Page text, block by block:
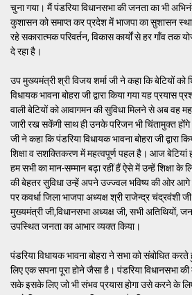
चुना गया। मैं पंडरिया विधानसभा की जनता का भी
कुशासन को समाप्त कर प्रदेश में भाजपा का सुशासन
रहे सकारात्मक परिवर्तन, विकास कार्यों से हर गाँव तक
दे रहा है।
उप मुख्यमंत्री श्री विजय शर्मा जी ने कहा कि बेटियों को
विधायक भावना बोहरा जी द्वारा किया गया यह प्रयास
वाली बेटियों को आवागमन की सुविधा मिलने से अब वह
जारी रख सकेंगी साथ ही उनके परिजन भी चिंतामुक्त
जी ने कहा कि पंडरिया विधायक भावना बोहरा जी द्वारा
शिक्षा व सशक्तिकरण में महत्वपूर्ण पहल है। आज
हम सभी का मान-सम्मान बढ़ा रहीं हैं ऐसे में उन्हें शिक्षा के
की बेहतर सुविधा उन्हें अपने उज्ज्वल भविष्य की ओर
पर कवर्धा जिला भाजपा अध्यक्ष श्री राजेन्द्र चंद्रवंशी
मुख्यमंत्री जी,विधानसभा अध्यक्ष जी, सभी अतिथियों,
उपस्थित जनता का आभार व्यक्त किया।
पंडरिया विधायक भावना बोहरा ने सभा को संबोधित
लिए एक सपना पूरा होने जैसा है। पंडरिया विधानसभा
सके इसके लिए जो भी संभव प्रयास होगा उसे करने के